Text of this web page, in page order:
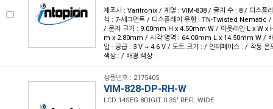
제조사 : Varitronix / 계열 : VIM-838 / 글자 수 : 8 / 디스플
식 : 7-세그먼트 / 디스플레이 유형 : TN-Twisted Nematic /
/ 문자 크기 : 9.00mm H x 4.50mm W / 아웃라인 L x W x
m x 2.80mm / 시각 영역 : 64.00mm L x 14.50mm W / 배
압 - 공급 : 3 V ~ 4.6 V / 도트 크기 : / 인터페이스 : / 작동 온
색상 : / 배경 색상 :
상품번호 : 2175405
VIM-828-DP-RH-W
LCD 14SEG 8DIGIT 0.35" REFL WIDE